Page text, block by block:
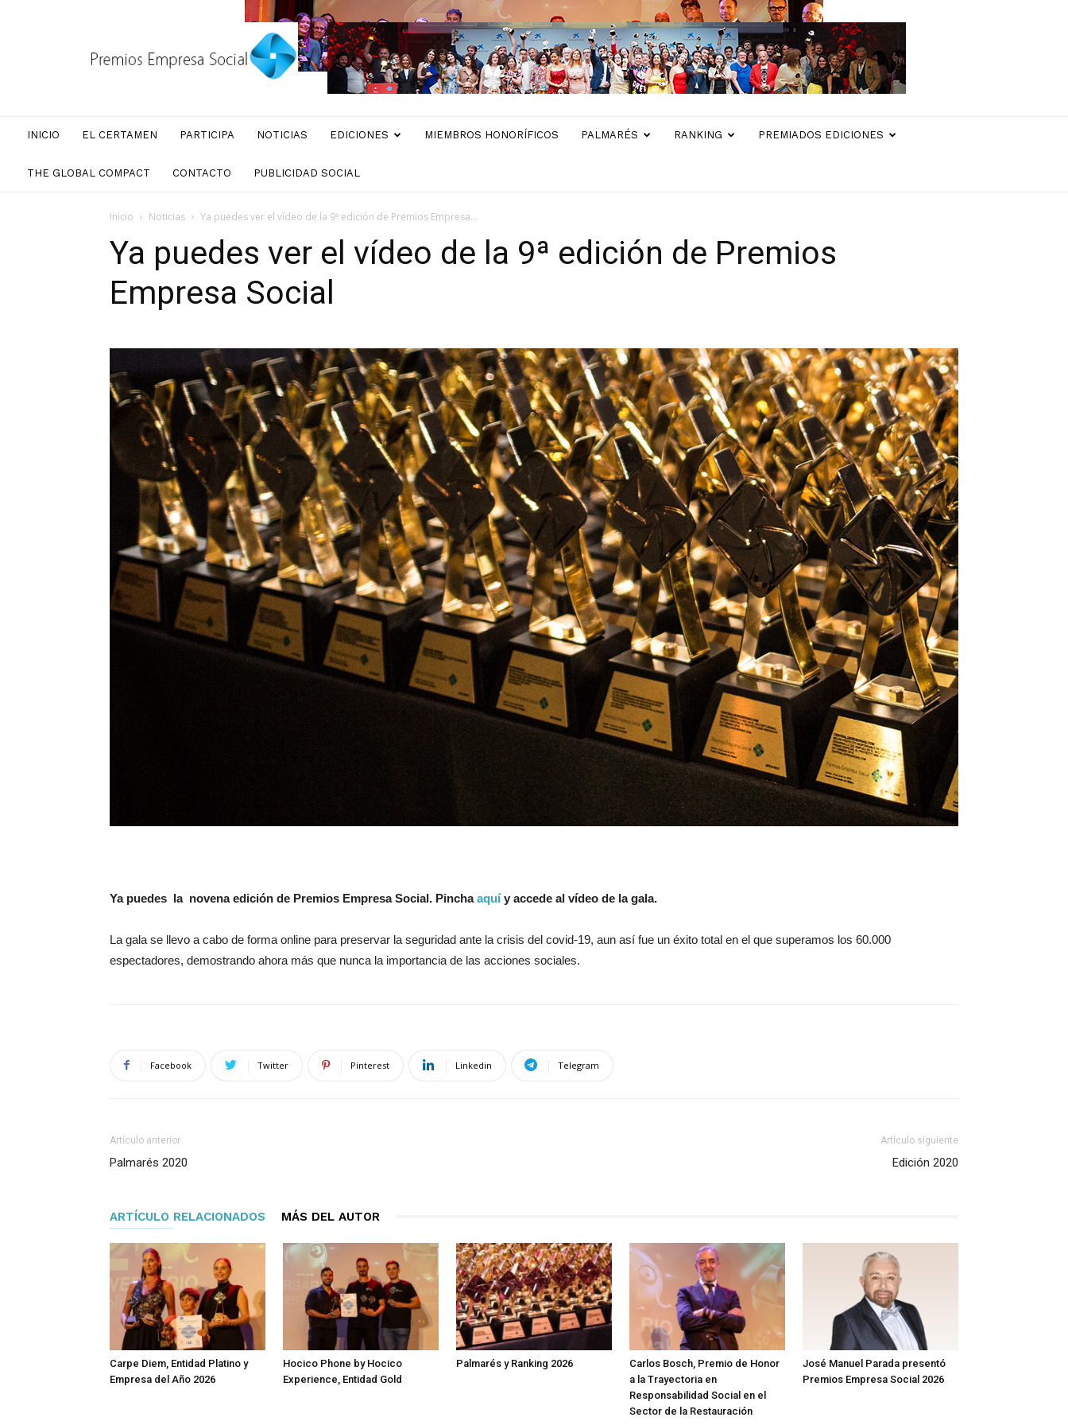
Social
INICIO EL CERTAMEN PARTICIPA NOTICIAS EDICIONES MIEMBROS HONORÍFICOS PALMARÉS RANKING PREMIADOS EDICIONES
THE GLOBAL COMPACT CONTACTO PUBLICIDAD SOCIAL
Inicio Noticias Ya puedes ver el vídeo de la 9ª edición de Premios Empresa...
Ya puedes ver el vídeo de la 9ª edición de Premios
Empresa Social
Ya puedes la novena edición de Premios Empresa Social. Pinchaaquíy accede al vídeo de la gala.
La gala se llevo a cabo de forma online para preservar la seguridad ante la crisis del covid-19, aun así fue un éxito total en el que superamos los 60.000
espectadores, demostrando ahora más que nunca la importancia de las acciones sociales.
Facebook Twitter Pinterest Linkedin Telegram
Artículo anterior
Palmarés 2020
Artículo siguiente
Edición 2020
ARTÍCULO RELACIONADOS MÁS DEL AUTOR
Carpe Diem, Entidad Platino y
Empresa del Año 2026
Hocico Phone by Hocico
Experience, Entidad Gold
Palmarés y Ranking 2026
Carlos Bosch, Premio de Honor
a la Trayectoria en
Responsabilidad Social en el
Sector de la Restauración
José Manuel Parada presentó
Premios Empresa Social 2026